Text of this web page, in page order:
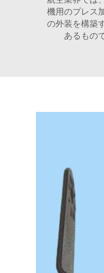
機用のプレス
の外装を構築
あるもの